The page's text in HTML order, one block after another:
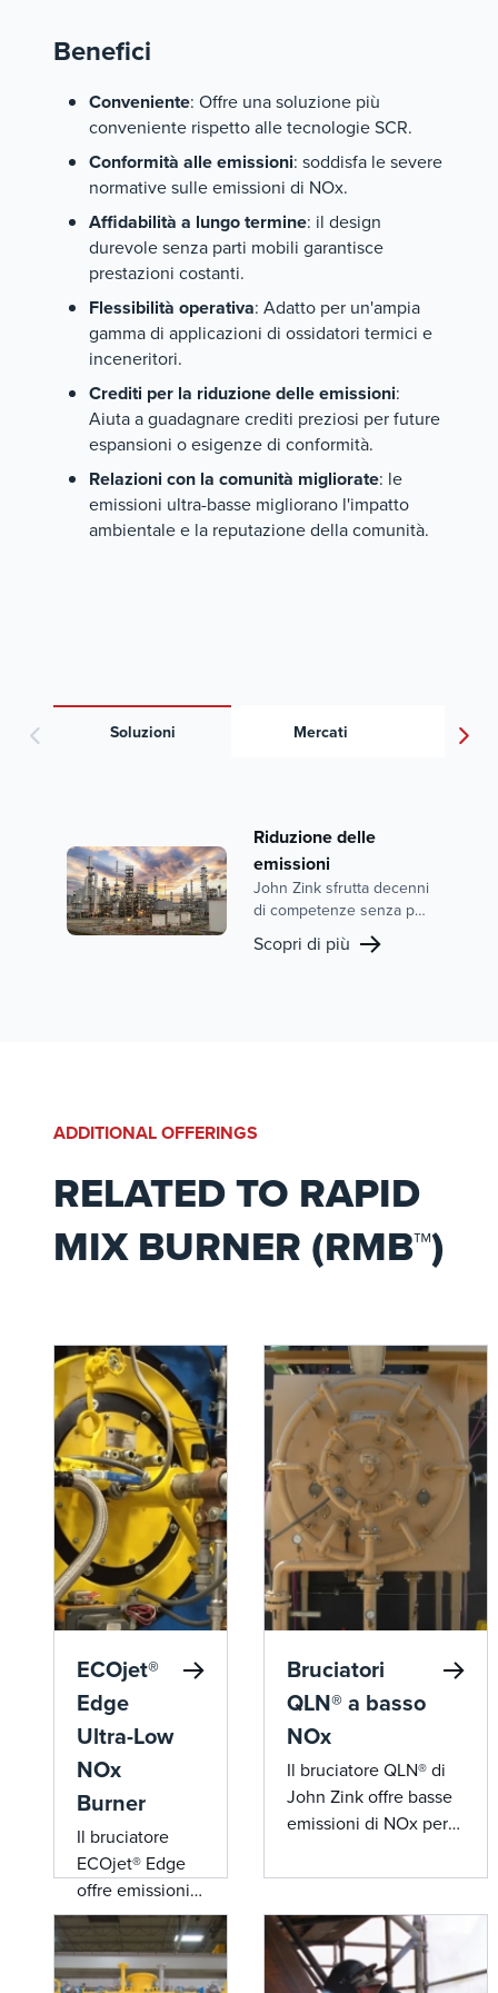
Benefici
Conveniente: Offre una soluzione più
conveniente rispetto alle tecnologie SCR.
Conformità alle emissioni: soddisfa le severe
normative sulle emissioni di NOx.
Affidabilità a lungo termine: il design
durevole senza parti mobili garantisce
prestazioni costanti.
Flessibilità operativa: Adatto per un'ampia
gamma di applicazioni di ossidatori termici e
inceneritori.
Crediti per la riduzione delle emissioni:
Aiuta a guadagnare crediti preziosi per future
espansioni o esigenze di conformità.
Relazioni con la comunità migliorate: le
emissioni ultra-basse migliorano l'impatto
ambientale e la reputazione della comunità.
Soluzioni Mercati
Riduzione delle
emissioni
John Zink sfrutta decenni
di competenze senza pari
e tecnologie leader nel
settore per offrire
rispettare rigorose
Scopri di più
ADDITIONAL OFFERINGS
RELATED TO RAPID
MIX BURNER (RMB™)
ECOjet®
Edge
Ultra-Low
NOx
Burner
Il bruciatore
ECOjet® Edge
offre emissioni
di NOx
estremamente
basse e
Bruciatori
QLN® a basso
NOx
Il bruciatore QLN® di
John Zink offre basse
emissioni di NOx per
passaggio singolo
mantenendo al
contempo un'elevata
efficienza e